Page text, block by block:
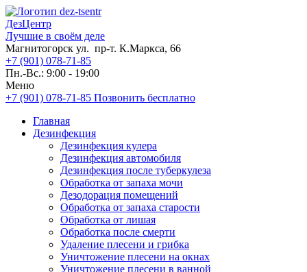
ДезЦентр
Лучшие в своём деле
Магнитогорск ул. пр-т. К.Маркса, 66
+7 (901) 078-71-85
Пн.-Вс.: 9:00 - 19:00
Меню
+7 (901) 078-71-85 Позвонить бесплатно
Главная
Дезинфекция
Дезинфекция кулера
Дезинфекция автомобиля
Дезинфекция после туберкулеза
Обработка от запаха мочи
Дезодорация помещений
Обработка от запаха старости
Обработка от лишая
Обработка после смерти
Удаление плесени и грибка
Уничтожение плесени на окнах
Уничтожение плесени в ванной